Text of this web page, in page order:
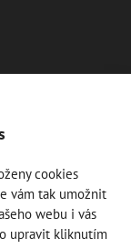
cookies
vám tak umožnit
webu i vás
upravit kliknutím